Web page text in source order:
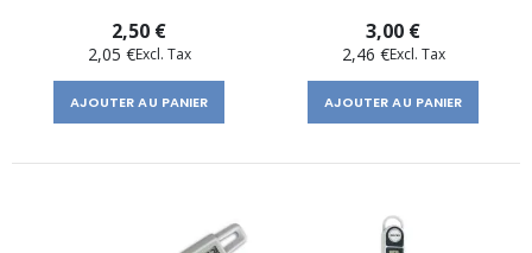
2,50 €
2,05 €
AJOUTER AU PANIER
3,00 €
2,46 €
AJOUTER AU PANIER